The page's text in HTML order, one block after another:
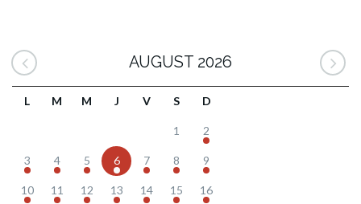
AUGUST 2026
L M M J V S D
1 2
3 4 5 6 7 8 9
10 11 12 13 14 15 16